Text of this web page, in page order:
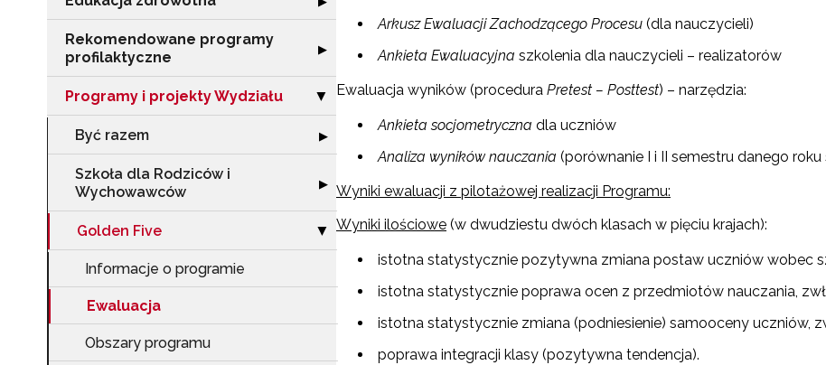
Rekomendowane programy
profilaktyczne
Rozwiń sekcję "Rekomendowane programy profilaktyczne"
▶
Programy i projekty Wydziału Zwiń sekcję "Programy i projekty Wydziału"
▶
Być razem Rozwiń sekcję "Być razem"
▶
Szkoła dla Rodziców i
Wychowawców
Rozwiń sekcję "Szkoła dla Rodziców i Wychowawców"
▶
Golden Five Zwiń sekcję "Golden Five"
▶
Informacje o programie
Ewaluacja
Obszary programu
Arkusz Ewaluacji Zachodzącego Procesu (dla nauczycieli)
Ankieta Ewaluacyjna szkolenia dla nauczycieli – realizatorów
Ewaluacja wyników (procedura Pretest – Posttest) – narzędzia:
Ankieta socjometryczna dla uczniów
Analiza wyników nauczania (porównanie I i II semestru danego
Wyniki ewaluacji z pilotażowej realizacji Programu:
Wyniki ilościowe (w dwudziestu dwóch klasach w pięciu krajach):
istotna statystycznie pozytywna zmiana postaw uczniów wobec
istotna statystycznie poprawa ocen z przedmiotów nauczania,
istotna statystycznie zmiana (podniesienie) samooceny uczniów,
poprawa integracji klasy (pozytywna tendencja).